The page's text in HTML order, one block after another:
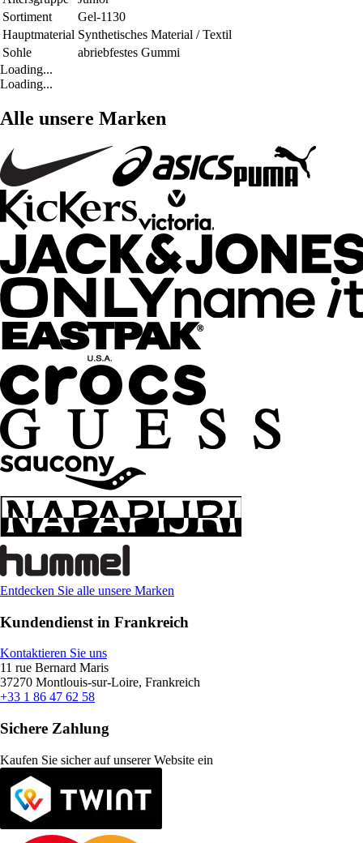
Sortiment
Gel-1130
Hauptmaterial Synthetisches Material / Textil
Sohle
abriebfestes Gummi
Loading...
Loading...
Alle unsere Marken
Entdecken Sie alle unsere Marken
Kundendienst in Frankreich
Kontaktieren Sie uns
11 rue Bernard Maris
37270 Montlouis-sur-Loire, Frankreich
+33 1 86 47 62 58
Sichere Zahlung
Kaufen Sie sicher auf unserer Website ein